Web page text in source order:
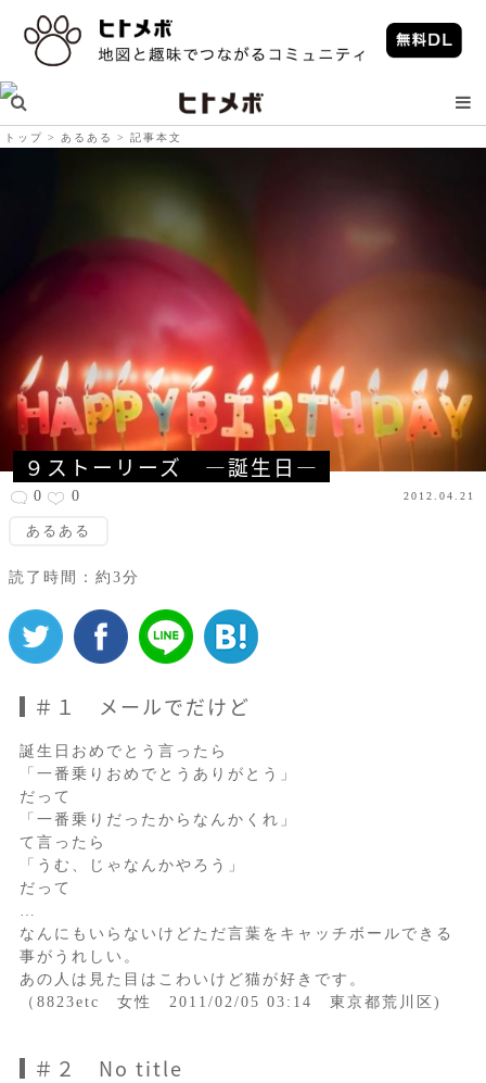
トップ あるある 記事本文
９ストーリーズ　―誕生日―
0 0 2012.04.21
あるある
読了時間：約3分
＃１ メールでだけど
誕生日おめでとう言ったら
「一番乗りおめでとうありがとう」
だって
「一番乗りだったからなんかくれ」
て言ったら
「うむ、じゃなんかやろう」
だって
なんにもいらないけどただ言葉をキャッチボールできる
事がうれしい。
あの人は見た目はこわいけど猫が好きです。
（8823etc 女性 2011/02/05 03:14 東京都荒川区)
＃２ No title